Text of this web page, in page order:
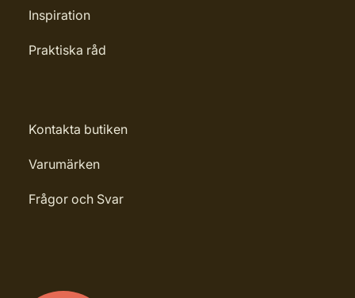
Inspiration
Praktiska råd
Kontakta butiken
Varumärken
Frågor och Svar